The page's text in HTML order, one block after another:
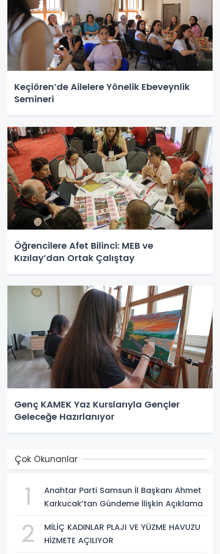
Keçiören’de Ailelere Yönelik Ebeveynlik
Semineri
Öğrencilere Afet Bilinci: MEB ve
Kızılay’dan Ortak Çalıştay
Genç KAMEK Yaz Kurslarıyla Gençler
Geleceğe Hazırlanıyor
Çok Okunanlar
1
Anahtar Parti Samsun İl Başkanı Ahmet
Karkucak’tan Gündeme İlişkin Açıklama
2
MİLİÇ KADINLAR PLAJI VE YÜZME HAVUZU
HİZMETE AÇILIYOR